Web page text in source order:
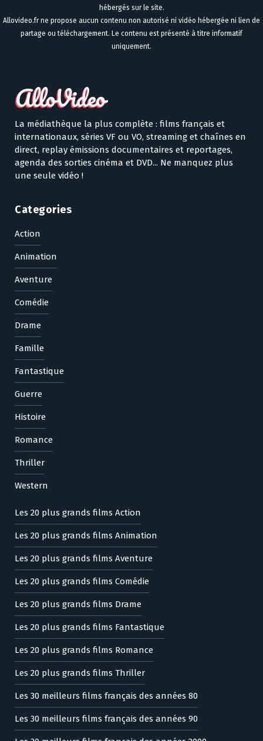
hébergés sur le site.
Allovideo.fr ne propose aucun contenu non autorisé ni vidéo hébergée ni lien de
partage ou téléchargement. Le contenu est présenté à titre informatif
uniquement.
La médiathèque la plus complète : films français et
internationaux, séries VF ou VO, streaming et chaînes en
direct, replay émissions documentaires et reportages,
agenda des sorties cinéma et DVD... Ne manquez plus
une seule vidéo !
Categories
Action
Animation
Aventure
Comédie
Drame
Famille
Fantastique
Guerre
Histoire
Romance
Thriller
Western
Les 20 plus grands films Action
Les 20 plus grands films Animation
Les 20 plus grands films Aventure
Les 20 plus grands films Comédie
Les 20 plus grands films Drame
Les 20 plus grands films Fantastique
Les 20 plus grands films Romance
Les 20 plus grands films Thriller
Les 30 meilleurs films français des années 80
Les 30 meilleurs films français des années 90